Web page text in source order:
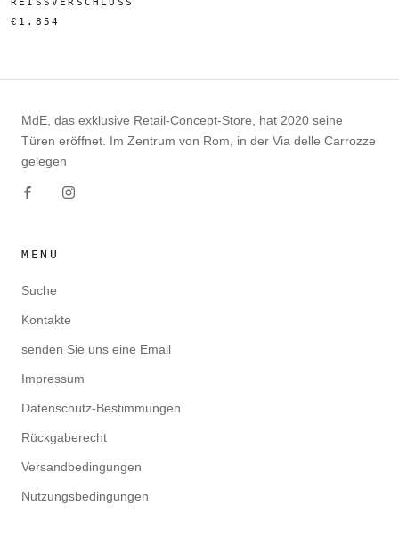
€1.854
MdE, das exklusive Retail-Concept-Store, hat 2020 seine
Türen eröffnet. Im Zentrum von Rom, in der Via delle Carrozze
gelegen
MENÜ
Suche
Kontakte
senden Sie uns eine Email
Impressum
Datenschutz-Bestimmungen
Rückgaberecht
Versandbedingungen
Nutzungsbedingungen